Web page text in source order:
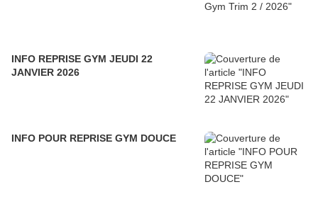
INFO REPRISE GYM JEUDI 22
JANVIER 2026
INFO POUR REPRISE GYM DOUCE